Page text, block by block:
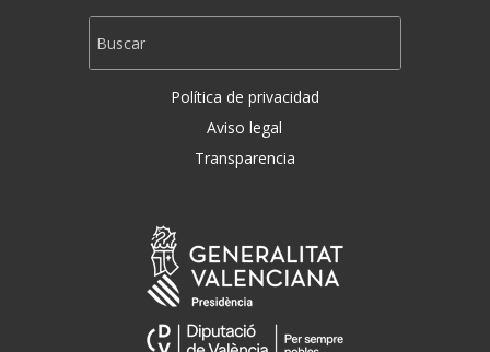
Política de privacidad
Aviso legal
Transparencia